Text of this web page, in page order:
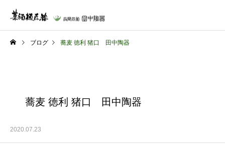
ブログ 蕎麦 徳利 猪口 田中陶器
蕎麦 徳利 猪口 田中陶器
2020.07.23